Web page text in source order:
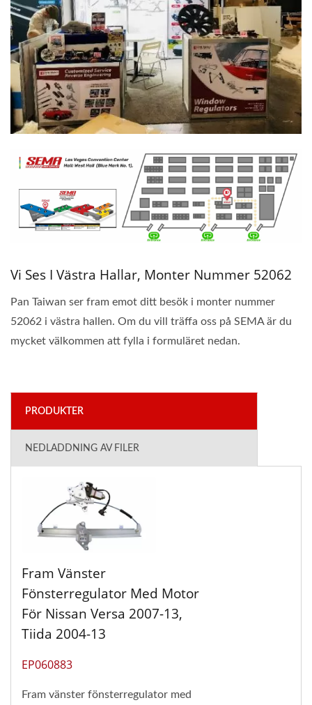
Vi Ses I Västra Hallar, Monter Nummer 52062
Pan Taiwan ser fram emot ditt besök i monter nummer
52062 i västra hallen. Om du vill träffa oss på SEMA är du
mycket välkommen att fylla i formuläret nedan.
PRODUKTER
NEDLADDNING AV FILER
Fram Vänster
Fönsterregulator Med Motor
För Nissan Versa 2007-13,
Tiida 2004-13
EP060883
Fram vänster fönsterregulator med